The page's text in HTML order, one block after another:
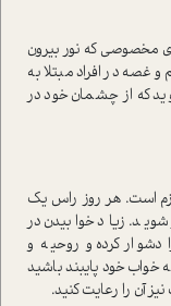
که نور بیرون
غصه در افراد مبتلا به
که از چشمان خود در
است. هر روز راس یک
زیاد خوابیدن در
دشوار کرده و روحیه و
خواب خود پایبند باشید
آن را رعایت کنید.